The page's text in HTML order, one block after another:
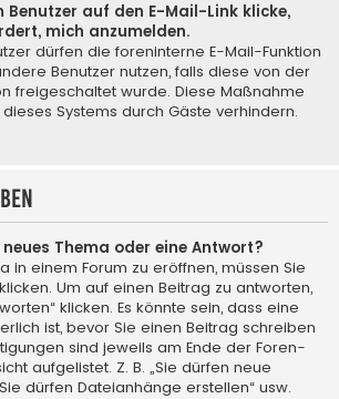
Benutzer auf den E-Mail-Link klicke,
mich anzumelden.
dürfen die foreninterne E-Mail-Funktion
Benutzer nutzen, falls diese von der
freigeschaltet wurde. Diese Maßnahme
Systems durch Gäste verhindern.
Thema oder eine Antwort?
in einem Forum zu eröffnen, müssen Sie
Um auf einen Beitrag zu antworten,
klicken. Es könnte sein, dass eine
ist, bevor Sie einen Beitrag schreiben
sind jeweils am Ende der Foren-
aufgelistet. Z. B. „Sie dürfen neue
dürfen Dateianhänge erstellen“ usw.